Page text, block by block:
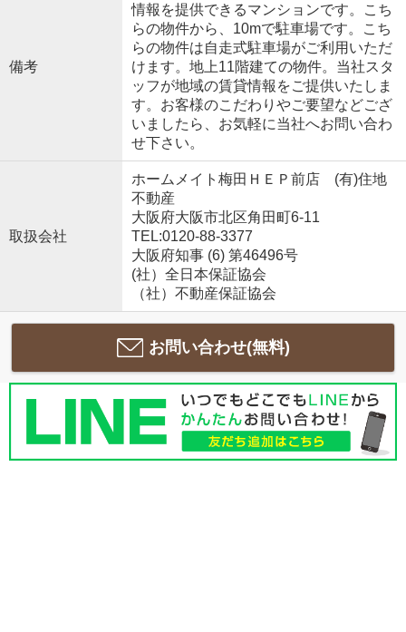
備考
情報を提供できるマンションです。こち
らの物件から、10mで駐車場です。こち
らの物件は自走式駐車場がご利用いただ
けます。地上11階建ての物件。当社スタ
ッフが地域の賃貸情報をご提供いたしま
す。お客様のこだわりやご要望などござ
いましたら、お気軽に当社へお問い合わ
せ下さい。
取扱会社
ホームメイト梅田ＨＥＰ前店 (有)住地
不動産
大阪府大阪市北区角田町6-11
TEL:0120-88-3377
大阪府知事 (6) 第46496号
(社）全日本保証協会
（社）不動産保証協会
お問い合わせ(無料)